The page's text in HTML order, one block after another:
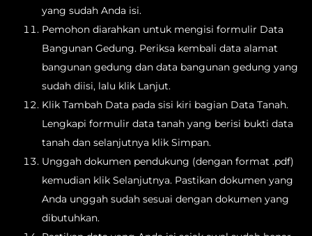
yang sudah Anda isi.
Pemohon diarahkan untuk mengisi formulir Data
Bangunan Gedung. Periksa kembali data alamat
bangunan gedung dan data bangunan gedung yang
sudah diisi, lalu klik Lanjut.
Klik Tambah Data pada sisi kiri bagian Data Tanah.
Lengkapi formulir data tanah yang berisi bukti data
tanah dan selanjutnya klik Simpan.
Unggah dokumen pendukung (dengan format .pdf)
kemudian klik Selanjutnya. Pastikan dokumen yang
Anda unggah sudah sesuai dengan dokumen yang
dibutuhkan.